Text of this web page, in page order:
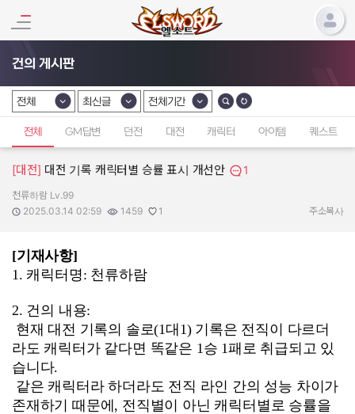
건의 게시판
카테고리 선택
전체
카테고리 선택
최신글
카테고리 선택
전체기간
전체 GM답변 던전 대전 캐릭터 아이템 퀘스트
[대전] 대전 기록 캐릭터별 승률 표시 개선안 1
작성자:
천류하람 Lv.99
작성일:
2025.03.14 02:59
조회수:
1459
추천수:
1 주소복사
[기재사항]
1. 캐릭터명: 천류하람
2. 건의 내용:
현재 대전 기록의 솔로(1대1) 기록은 전직이 다르더
라도 캐릭터가 같다면 똑같은 1승 1패로 취급되고 있
습니다.
같은 캐릭터라 하더라도 전직 라인 간의 성능 차이가
존재하기 때문에, 전직별이 아닌 캐릭터별로 승률을